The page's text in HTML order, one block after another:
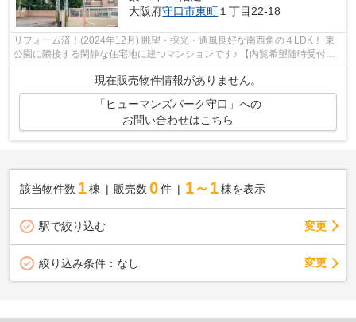
大阪府守口市東町１丁目22-18
リフォーム済！(2024年12月) 眺望・採光・通風良好な南西角の４LDK！ 東
公園に隣接する閑静な住宅地に建つマンションです♪ 【内覧希望随時受付
現在販売物件情報がありません。
「ヒューマンズパーク守口」への
お問い合わせはこちら
該当物件数 1棟 販売数 0 件 1～1 棟を表示
駅で絞り込む 変更
絞り込み条件： なし 変更